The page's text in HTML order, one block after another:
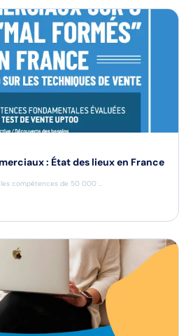
: État des lieux en France
compétences de 50 000 ...